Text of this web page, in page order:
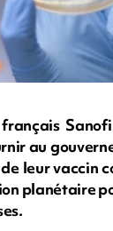
au
leur vaccin
planétaire